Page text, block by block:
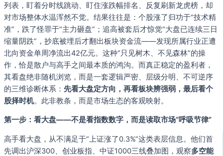
列表，盯着分时线跳动、盯住涨跌幅排名、反复刷新龙虎榜，却
对市场整体水温浑然不觉。结果往往是：个股涨了归功于“技术精
准”，跌了怪罪于“主力砸盘”；追高被套后才惊觉“大盘已连续三日
缩量阴跌”，抄底被埋后才翻出板块资金流——发现所属行业正遭
北向资金单周净流出42亿元。这种“只见树木、不见森林”的操
作，恰是散户与高手之间最本质的鸿沟。而真正稳定的盈利者，
其看盘绝非随机浏览，而是一套逻辑严密、层级分明、不可逆序
的三维诊断体系： 先看大盘定方向，再看板块辨强弱，最后看个
股择时机。此非教条，而是市场生态的客观映射。
第一步：看大盘——不是看指数数字，而是读取市场“呼吸节律”
高手看大盘，从不满足于“上证涨了0.3%”这类表层信息。他们首
先调出沪深300、创业板指、中证1000三线叠加图，观察多空能